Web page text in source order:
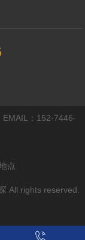
：152-7446-
点
All rights reserved.